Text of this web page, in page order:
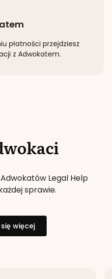
płatności przejdziesz
z Adwokatem.
Legal Help
sprawie.
więcej